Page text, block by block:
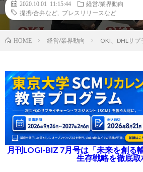
2020.10.01 11:15:44
経営/業界動向
提携/合弁など
プレスリリースなど
HOME 経営/業界動向 OKI、DHLサ
月刊LOGI-BIZ 7月号は「未来を創る
生存戦略を徹底取